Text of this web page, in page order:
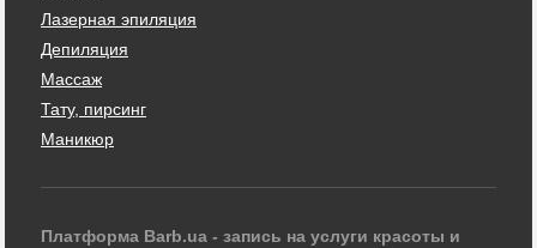
Лазерная эпиляция
Депиляция
Массаж
Тату, пирсинг
Маникюр
Платформа Barb.ua - запись на услуги красоты и